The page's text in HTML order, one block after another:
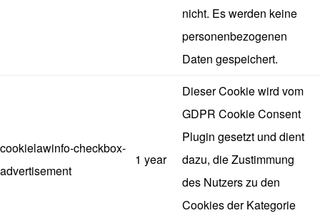
nicht. Es werden keine
personenbezogenen
Daten gespeichert.
cookielawinfo-checkbox-
advertisement
1 year
Dieser Cookie wird vom
GDPR Cookie Consent
Plugin gesetzt und dient
dazu, die Zustimmung
des Nutzers zu den
Cookies der Kategorie